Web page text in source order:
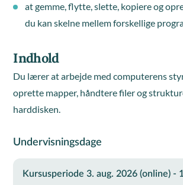
at gemme, flytte, slette, kopiere og
du kan skelne mellem forskellige
Indhold
Du lærer at arbejde med computerens
oprette mapper, håndtere filer og
harddisken.
Undervisningsdage
Kursusperiode 3. aug. 2026 (online) -